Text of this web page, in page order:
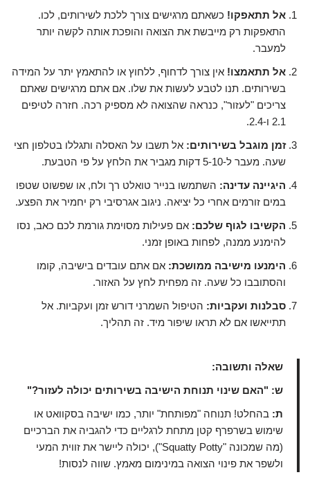
אל תתאפקו! כשאתם מרגישים צורך ללכת לשירותים, לכו.
התאפקות רק מייבשת את הצואה והופכת אותה לקשה יותר
למעבר.
אל תתאמצו! אין צורך לדחוף, ללחוץ או להתאמץ יתר על המידה
בשירותים. תנו לטבע לעשות את שלו. אם אתם מרגישים שאתם
צריכים "לעזור", כנראה שהצואה לא מספיק רכה. חזרה לטיפים
2.1 ו-2.4.
זמן מוגבל בשירותים: אל תשבו על האסלה ותגללו בטלפון חצי
שעה. מעבר ל-5-10 דקות מגביר את הלחץ על פי הטבעת.
היגיינה עדינה: השתמשו בנייר טואלט רך ולח, או שפשוט שטפו
במים זורמים אחרי כל יציאה. ניגוב אגרסיבי רק יחמיר את הפצע.
הקשיבו לגוף שלכם: אם פעילות מסוימת גורמת לכם כאב, נסו
להימנע ממנה, לפחות באופן זמני.
הימנעו מישיבה ממושכת: אם אתם עובדים בישיבה, קומו
והסתובבו כל שעה. זה מפחית לחץ על האזור.
סבלנות ועקביות: הטיפול השמרני דורש זמן ועקביות. אל
תתייאשו אם לא תראו שיפור מיד. זה תהליך.
שאלה ותשובה:
ש: "האם שינוי תנוחת הישיבה בשירותים יכולה לעזור?"
ת: בהחלט! תנוחה "מפותחת" יותר, כמו ישיבה בסקוואט או
שימוש בשרפרף קטן מתחת לרגליים כדי להגביה את הברכיים
(מה שמכונה "Squatty Potty"), יכולה ליישר את זווית המעי
ולשפר את פינוי הצואה במינימום מאמץ. שווה לנסות!